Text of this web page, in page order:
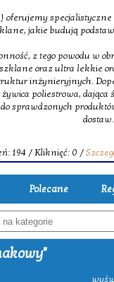
oferujemy
jakie budują
z tego powodu w
oraz ultra lekkie
inżynieryjnych.
poliestrowa, dająca
sprawdzonych
dostaw.
194 / Kliknięć: 0 /
Polecane